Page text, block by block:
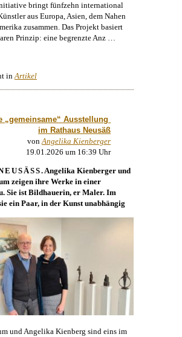
bringt fünfzehn international
aus Europa, Asien, dem Nahen
zusammen. Das Projekt basiert
Prinzip: eine begrenzte Anz …
in Artikel
„gemeinsame“ Ausstellung
im Rathaus Neusäß
vonAngelika Kienberger
19.01.2026 um 16:39 Uhr
.Angelika Kienberger und
zeigen ihre Werke in einer
Sie ist Bildhauerin, er Maler. Im
ein Paar, in der Kunstunabhängig
und Angelika Kienberg sind eins im